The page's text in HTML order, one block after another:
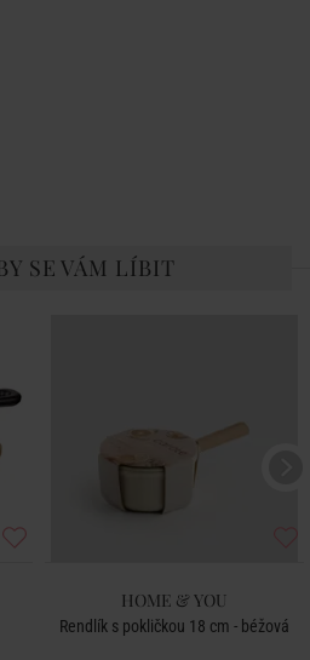
SE VÁM LÍBIT
HOME & YOU
Rendlík s pokličkou 18 cm - béžová